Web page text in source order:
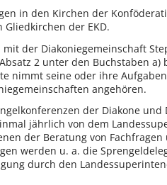
in den Kirchen der
der EKD.
der Diakoniegemeinschaft
2 unter den Buchstaben a)
nimmt seine oder ihre
angehören.
der Diakone und
jährlich von dem
der Beratung von
werden u. a. die
durch den